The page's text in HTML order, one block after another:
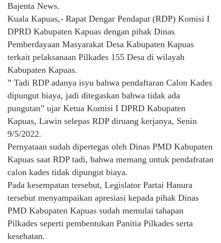
Bajenta News.
Kuala Kapuas,- Rapat Dengar Pendapat (RDP) Komisi I
DPRD Kabupaten Kapuas dengan pihak Dinas
Pemberdayaan Masyarakat Desa Kabupaten Kapuas
terkait pelaksanaan Pilkades 155 Desa di wilayah
Kabupaten Kapuas.
” Tadi RDP adanya isyu bahwa pendaftaran Calon Kades
dipungut biaya, jadi ditegaskan bahwa tidak ada
pungutan” ujar Ketua Komisi I DPRD Kabupaten
Kapuas, Lawin selepas RDP diruang kerjanya, Senin
9/5/2022.
Pernyataan sudah dipertegas oleh Dinas PMD Kabupaten
Kapuas saat RDP tadi, bahwa memang untuk pendafratan
calon kades tidak dipungut biaya.
Pada kesempatan tersebut, Legislator Partai Hanura
tersebut menyampaikan apresiasi kepada pihak Dinas
PMD Kabupaten Kapuas sudah memulai tahapan
Pilkades seperti pembentukan Panitia Pilkades serta
kesehatan.